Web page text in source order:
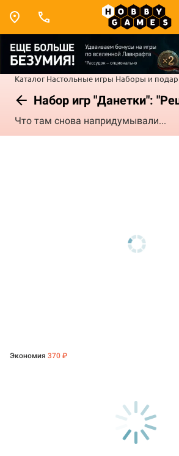
Каталог Настольные игры Наборы и
Набор игр "Данетки":
Что там снова напридумывали...
Экономия 370 ₽